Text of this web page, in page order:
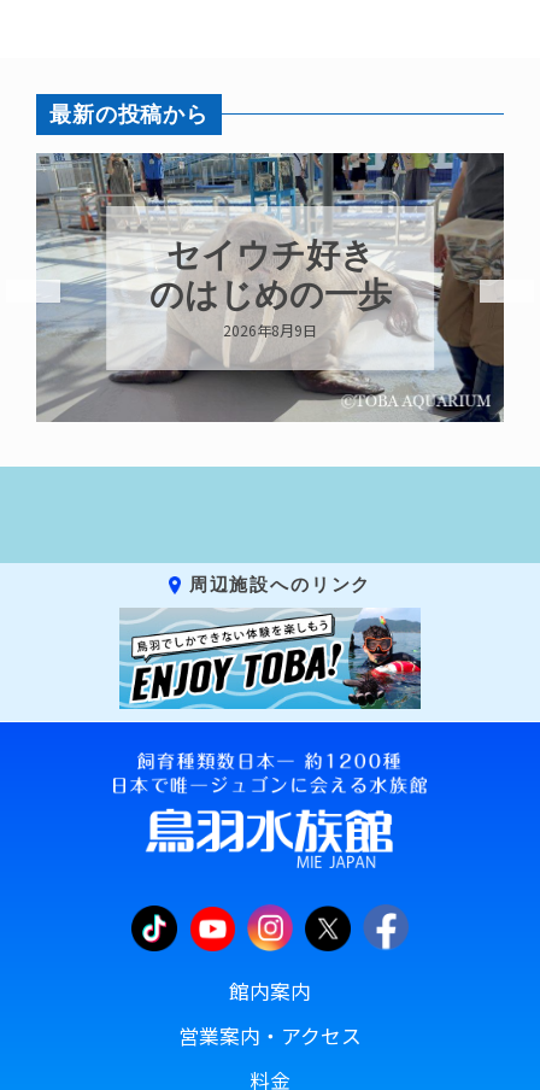
最新の投稿から
セイウチ好き
のはじめの一歩
2026年8月9日
周辺施設へのリンク
館内案内
営業案内・アクセス
料金